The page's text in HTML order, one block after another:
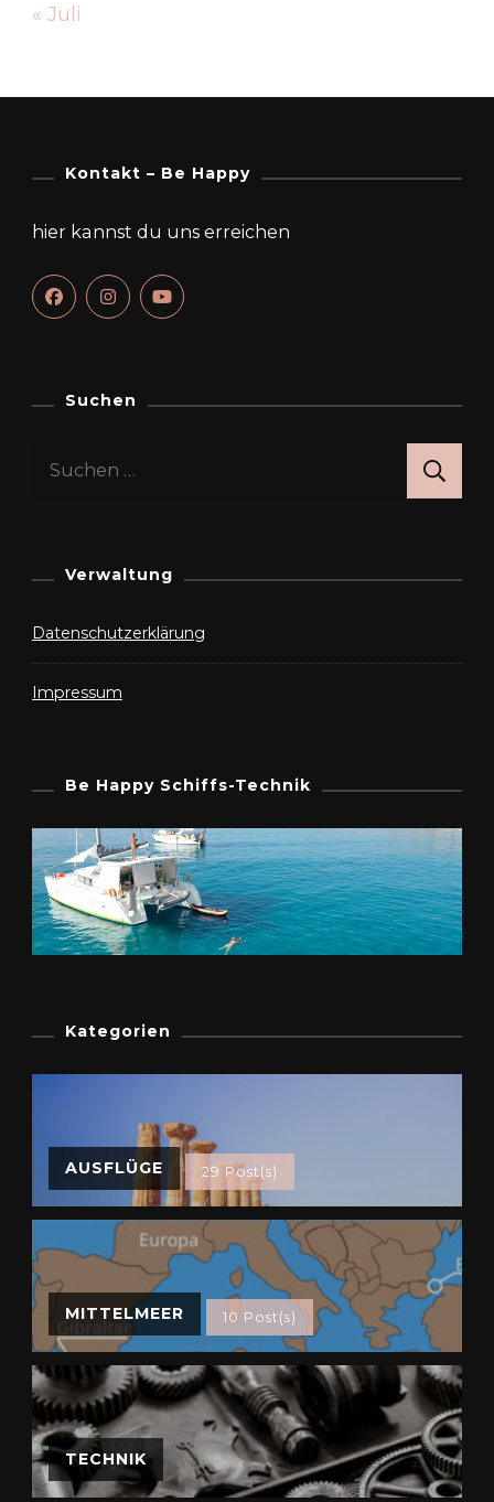
« Juli
Kontakt – Be Happy
hier kannst du uns erreichen
Suchen
Suchen
Verwaltung
Datenschutzerklärung
Impressum
Be Happy Schiffs-Technik
Kategorien
AUSFLÜGE 29 Post(s)
MITTELMEER 10 Post(s)
TECHNIK